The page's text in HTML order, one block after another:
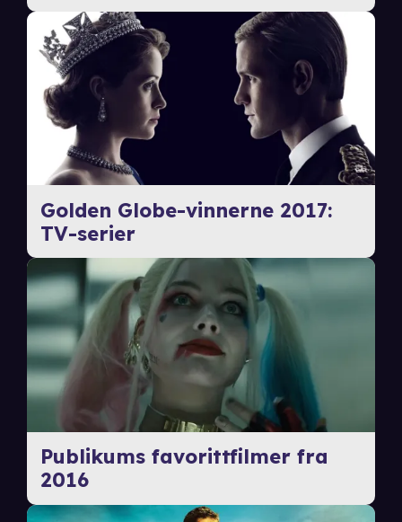
Golden Globe-vinnerne 2017:
TV-serier
Publikums favorittfilmer fra
2016